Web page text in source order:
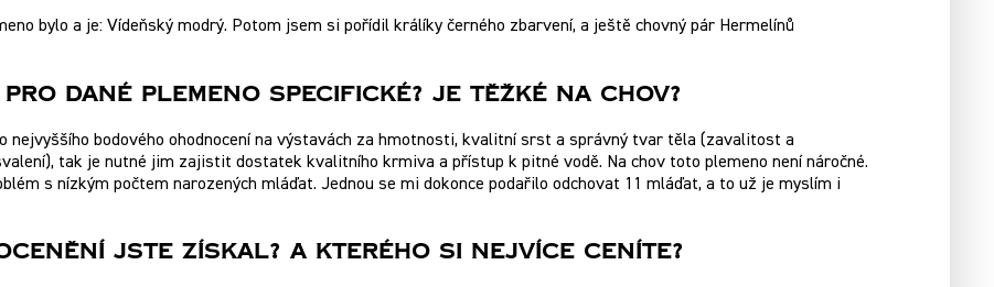
bylo a je: Vídeňský modrý. Potom jsem si pořídil králíky černého zbarvení, a ještě chovný pár Hermelínů
Pro Dané Plemeno Specifické? Je Těžké Na Chov?
nejvyššího bodového ohodnocení na výstavách za hmotnosti, kvalitní srst a správný tvar těla (zavalitost a
tak je nutné jim zajistit dostatek kvalitního krmiva a přístup k pitné vodě. Na chov toto plemeno není náročné.
s nízkým počtem narozených mláďat. Jednou se mi dokonce podařilo odchovat 11 mláďat, a to už je myslím i
Jste Získal? A Kterého Si Nejvíce Ceníte?